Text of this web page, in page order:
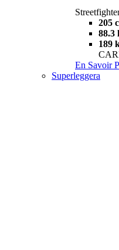
205
88.3
189
En Savoir
Superleggera